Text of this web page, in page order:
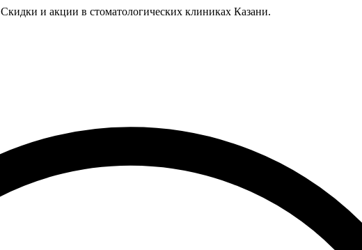
Скидки и акции в стоматологических клиниках Казани.